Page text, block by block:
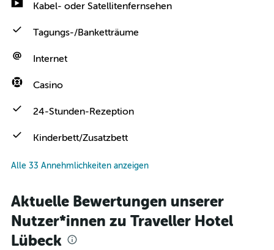
Kabel- oder Satellitenfernsehen
Tagungs-/Banketträume
Internet
Casino
24-Stunden-Rezeption
Kinderbett/Zusatzbett
Alle 33 Annehmlichkeiten anzeigen
Aktuelle Bewertungen unserer
Nutzer*innen zu Traveller Hotel
Lübeck